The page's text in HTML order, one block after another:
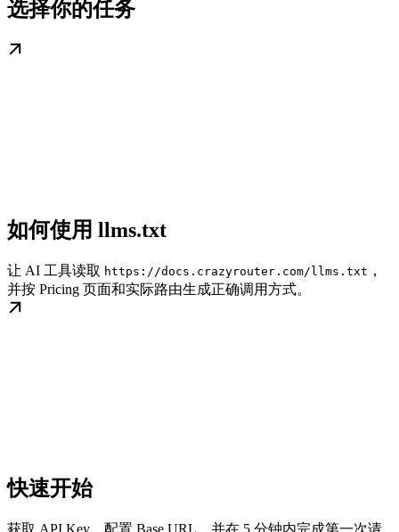
选择你的任务
如何使用 llms.txt
让 AI 工具读取 https://docs.crazyrouter.com/llms.txt ，
并按 Pricing 页面和实际路由生成正确调用方式。
快速开始
获取 API Key，配置 Base URL，并在 5 分钟内完成第一次请